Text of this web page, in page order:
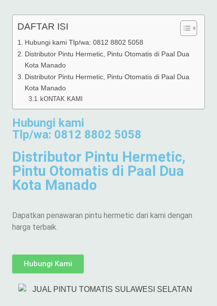
DAFTAR ISI
Hubungi kami Tlp/wa: 0812 8802 5058
Distributor Pintu Hermetic, Pintu Otomatis di Paal Dua
Kota Manado
Distributor Pintu Hermetic, Pintu Otomatis di Paal Dua
Kota Manado
kONTAK KAMI
Hubungi kami
Tlp/wa: 0812 8802 5058
Distributor Pintu Hermetic,
Pintu Otomatis di Paal Dua
Kota Manado
Dapatkan penawaran pintu hermetic dari kami dengan
harga terbaik.
Hubungi Kami